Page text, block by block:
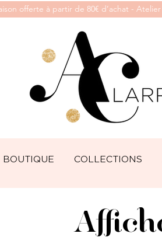
offerte à partir de 80€ d’achat -
BOUTIQUE COLLECTIONS